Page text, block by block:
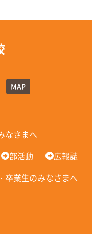
MAP
なさまへ
部活動
広報誌
卒業生のみなさまへ